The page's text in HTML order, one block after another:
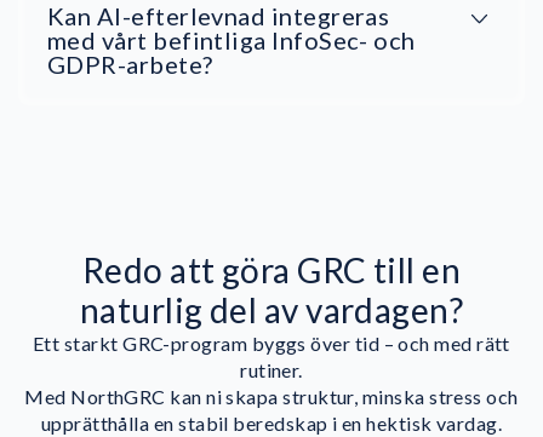
Kan AI-efterlevnad integreras
med vårt befintliga InfoSec- och
GDPR-arbete?
Redo att göra GRC till en
naturlig del av vardagen?
Ett starkt GRC-program byggs över tid – och med rätt
rutiner.
Med NorthGRC kan ni skapa struktur, minska stress och
upprätthålla en stabil beredskap i en hektisk vardag.